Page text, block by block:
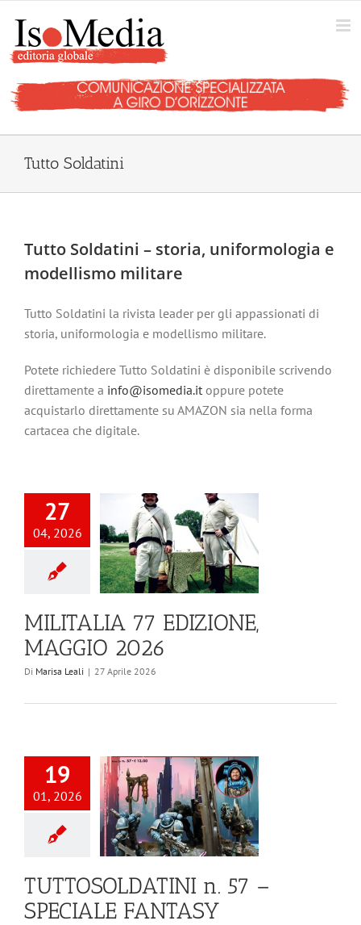
contenuto
Tutto Soldatini
Tutto Soldatini – storia, uniformologia e
modellismo militare
Tutto Soldatini la rivista leader per gli appassionati di
storia, uniformologia e modellismo militare.
Potete richiedere Tutto Soldatini è disponibile scrivendo
direttamente a info@isomedia.it oppure potete
acquistarlo direttamente su AMAZON sia nella forma
cartacea che digitale.
27
04, 2026
MILITALIA 77 EDIZIONE,
MAGGIO 2026
Di Marisa Leali | 27 Aprile 2026
19
01, 2026
TUTTOSOLDATINI n. 57 –
SPECIALE FANTASY